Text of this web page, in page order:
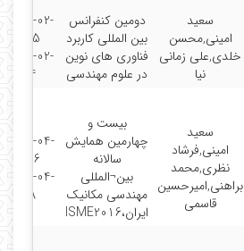
سعید
امینی,محسن
خلدی,علی زمانی
نیا
دومین کنفرانس
بین المللی کاربرد
فناوری های نوین
در علوم مهندسی
2016-02-
2017-02-
24
سعید
امینی,فرشاد
نظری,محمد
براهنی,امیرحسین
قاسمى
بیست و
چهارمین همایش
سالانه
بین¬المللی
مهندسی مکانیک
ایران،ISME2016
2016-04-
2016-04-
28